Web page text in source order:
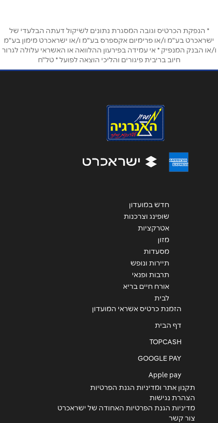
טלפון*
אימייל *
אנא חזרו אלי בקשר ל...
* הנפקת הכרטיס וגובה המסגרת נתונים לשיקול דעתה הבלעדי של
ישראכרט בע"מ ו/או פרימיום אקספרס בע"מ ו/או ישראכרט מימון בע"מ
ו/או הבנק המנפיק * אי עמידה בפירעון ההלוואה או האשראי עלולה לגרור
חיוב בריבית פיגורים והליכי הוצאה לפועל * טל"ח
חדש במועדון
שופינג וצרכנות
אטרקציות
מזון
מסעדות
תיירות ונופש
תרבות ופנאי
אורח חיים בריא
לבית
הזמנת כרטיס אשראי המועדון
דף הבית
TOPCASH
GOOGLE PAY
Apple pay
תקנון אתר ומדיניות הגנת הפרטיות
הצהרת נגישות
מדיניות הגנת הפרטיות האחודה של ישראכרט
צור קשר